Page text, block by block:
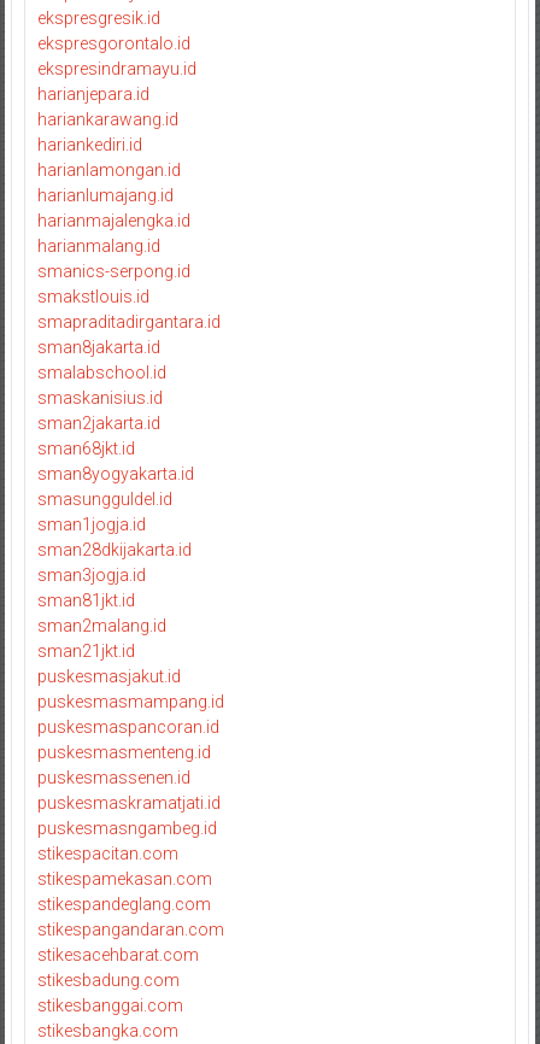
ekspresgresik.id
ekspresgorontalo.id
ekspresindramayu.id
harianjepara.id
hariankarawang.id
hariankediri.id
harianlamongan.id
harianlumajang.id
harianmajalengka.id
harianmalang.id
smanics-serpong.id
smakstlouis.id
smapraditadirgantara.id
sman8jakarta.id
smalabschool.id
smaskanisius.id
sman2jakarta.id
sman68jkt.id
sman8yogyakarta.id
smasungguldel.id
sman1jogja.id
sman28dkijakarta.id
sman3jogja.id
sman81jkt.id
sman2malang.id
sman21jkt.id
puskesmasjakut.id
puskesmasmampang.id
puskesmaspancoran.id
puskesmasmenteng.id
puskesmassenen.id
puskesmaskramatjati.id
puskesmasngambeg.id
stikespacitan.com
stikespamekasan.com
stikespandeglang.com
stikespangandaran.com
stikesacehbarat.com
stikesbadung.com
stikesbanggai.com
stikesbangka.com